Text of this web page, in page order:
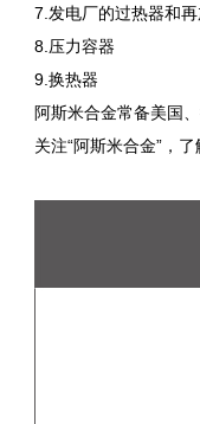
7.发电厂的过热器和
8.压力容器
9.换热器
阿斯米合金常备美国
关注“阿斯米合金”，